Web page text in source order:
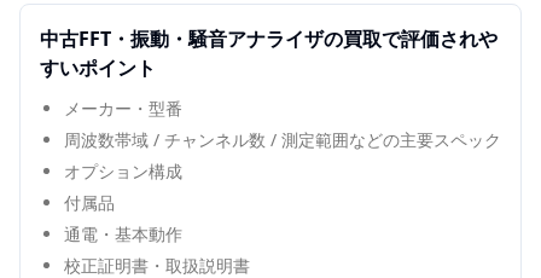
中古FFT・振動・騒音アナライザの買取で評価されや
すいポイント
メーカー・型番
周波数帯域 / チャンネル数 / 測定範囲などの主要スペック
オプション構成
付属品
通電・基本動作
校正証明書・取扱説明書